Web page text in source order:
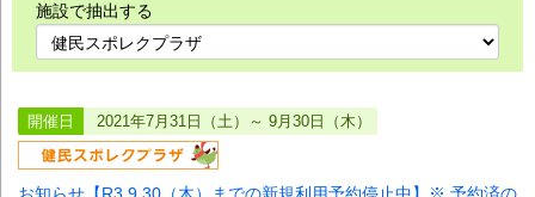
施設で抽出する
開催日 2021年7月31日（土）～ 9月30日（木）